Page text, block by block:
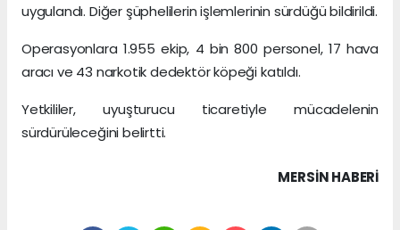
uygulandı. Diğer şüphelilerin işlemlerinin sürdüğü bildirildi.
Operasyonlara 1.955 ekip, 4 bin 800 personel, 17 hava
aracı ve 43 narkotik dedektör köpeği katıldı.
Yetkililer, uyuşturucu ticaretiyle mücadelenin
sürdürüleceğini belirtti.
MERSIN HABERİ